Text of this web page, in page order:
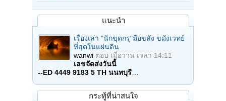
แนะนำ
เรื่องเล่า "นักขุดกรุ"มือขลัง ขมังเวทย์
ที่สุดในแผ่นดิน
wanwi ตอบ เมื่อวาน เวลา 14:11
เลขจัดส่งวันนี้
--ED 4449 9183 5 TH นนทบุรี
กระทู้ที่น่าสนใจ